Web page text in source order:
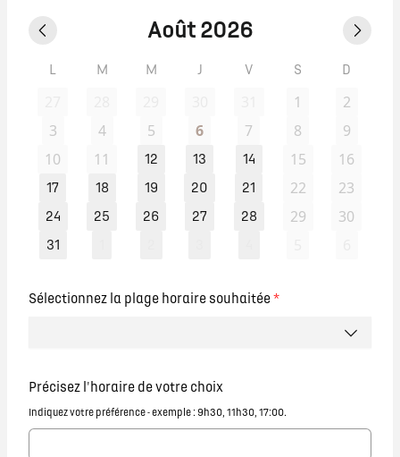
Août 2026
L M M J V S D
1
2
3
4 5 6 7 8
9
10
11 12 13 14 15 16
17 18 19 20 21 22 23
24 25 26 27 28 29 30
31
Sélectionnez la plage horaire souhaitée*
Précisez l'horaire de votre choix
Indiquez votre préférence - exemple : 9h30, 11h30, 17:00.